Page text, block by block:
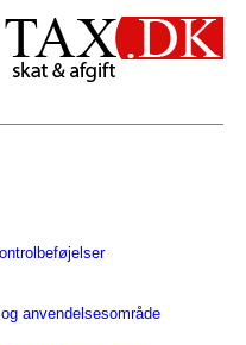
anvendelsesområde